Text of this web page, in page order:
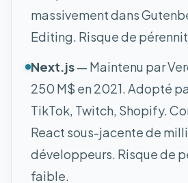
massivement dans
Editing. Risque de
Next.js— Maintenu par
250 M$ en 2021. Adopté
TikTok, Twitch, Shopify.
React sous-jacente de
développeurs. Risque de
faible.